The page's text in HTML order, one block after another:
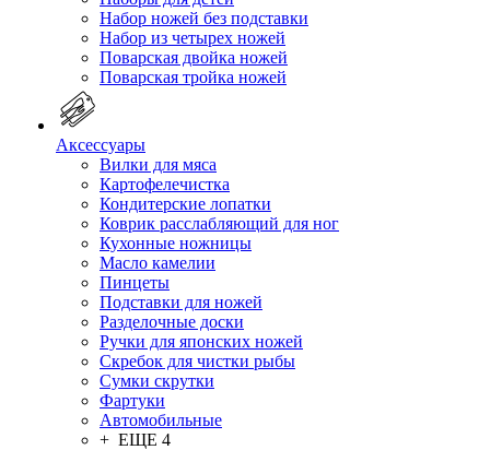
Набор ножей без подставки
Набор из четырех ножей
Поварская двойка ножей
Поварская тройка ножей
Аксессуары
Вилки для мяса
Картофелечистка
Кондитерские лопатки
Коврик расслабляющий для ног
Кухонные ножницы
Масло камелии
Пинцеты
Подставки для ножей
Разделочные доски
Ручки для японских ножей
Скребок для чистки рыбы
Сумки скрутки
Фартуки
Автомобильные
+ ЕЩЕ 4